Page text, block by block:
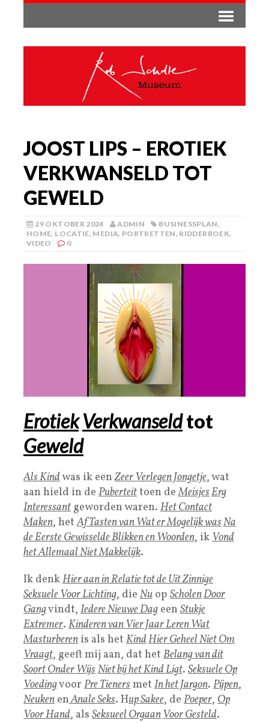
JOOST LIPS – EROTIEK
VERKWANSELD TOT
GEWELD
29 OKTOBER 2024 ADMIN BUSINESSPLAN,
HOME, LOCATIE, MEDIA, PORTRETTEN, RIDDERBOEK,
VIDEO
0
Erotiek Verkwanseldtot
Geweld
Als Kindwas ik eenZeer Verlegen Jongetje, wat
aan hield in de Puberteittoen deMeisjesErg
Interessant geworden waren. Het Contact
Maken, hetAf Tasten van Wat er Mogelijk wasNa
de Eerste Gewisselde Blikken en Woorden, ikVond
hetAllemaal Niet Makkelijk.
Ik denkHier aan in Relatie tot de Uit Zinnige
Seksuele Voor Lichting, die Nu op ScholenDoor
Gangvindt, Iedere Nieuwe Dag een Stukje
Extremer. Kinderen van Vier Jaar Leren Wat
Masturberen is als het KindHier Geheel Niet Om
Vraagt, geeft mij aan, dat het Belang van dit
SoortOnder WijsNiet bij het Kind Ligt. Seksuele Op
Voedingvoor Pre Tienersmet In het Jargon. Pijpen,
Neuken enAnale Seks. Hup Sakee, de Poeper, Op
Voor Hand, als Seksueel OrgaanVoor Gesteld.